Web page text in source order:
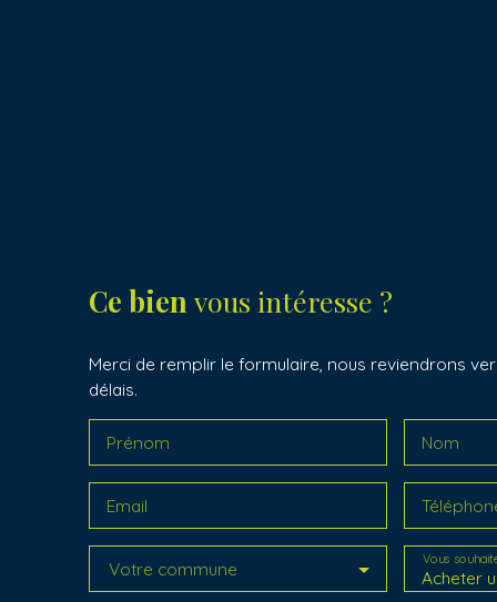
Ce bien vous intéresse ?
Merci de remplir le formulaire, nous reviendrons
délais.
Prénom Nom
Email
Votre commune Acheter
Vous